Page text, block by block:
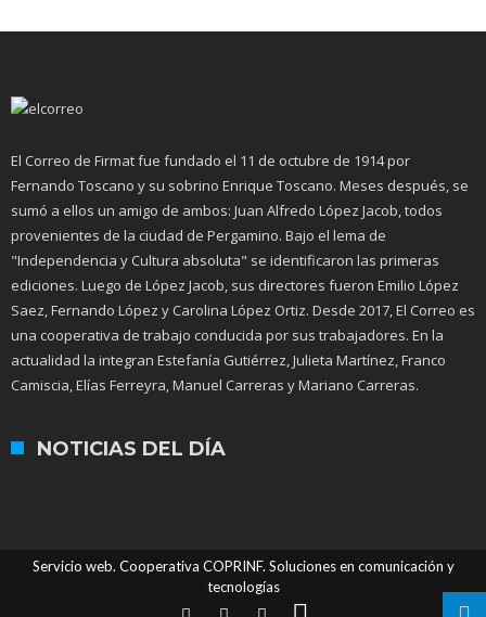
El Correo de Firmat fue fundado el 11 de octubre de 1914 por
Fernando Toscano y su sobrino Enrique Toscano. Meses después, se
sumó a ellos un amigo de ambos: Juan Alfredo López Jacob, todos
provenientes de la ciudad de Pergamino. Bajo el lema de
"Independencia y Cultura absoluta" se identificaron las primeras
ediciones. Luego de López Jacob, sus directores fueron Emilio López
Saez, Fernando López y Carolina López Ortiz. Desde 2017, El Correo es
una cooperativa de trabajo conducida por sus trabajadores. En la
actualidad la integran Estefanía Gutiérrez, Julieta Martínez, Franco
Camiscia, Elías Ferreyra, Manuel Carreras y Mariano Carreras.
NOTICIAS DEL DÍA
Servicio web. Cooperativa COPRINF. Soluciones en comunicación y
tecnologías